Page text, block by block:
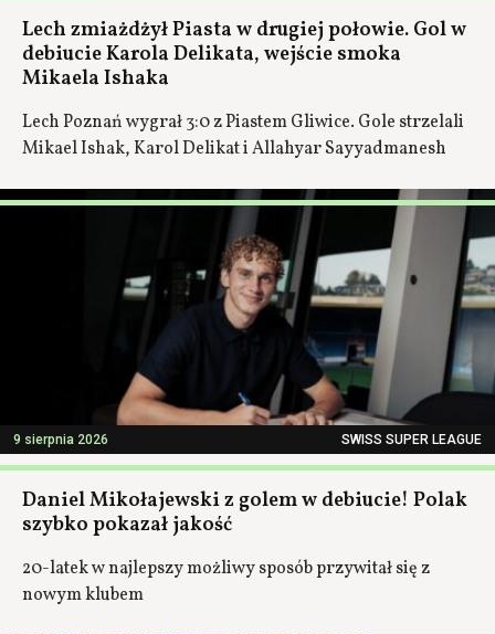
Lech zmiażdżył Piasta w drugiej połowie. Gol w
debiucie Karola Delikata, wejście smoka
Mikaela Ishaka
Lech Poznań wygrał 3:0 z Piastem Gliwice. Gole strzelali
Mikael Ishak, Karol Delikat i Allahyar Sayyadmanesh
9 sierpnia 2026 SWISS SUPER LEAGUE
Daniel Mikołajewski z golem w debiucie! Polak
szybko pokazał jakość
20-latek w najlepszy możliwy sposób przywitał się z
nowym klubem